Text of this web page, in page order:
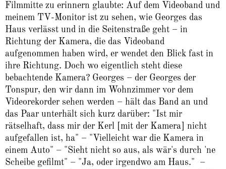
Filmmitte zu erinnern glaubte: Auf dem Videoband und
meinem TV-Monitor ist zu sehen, wie Georges das
Haus verlässt und in die Seitenstraße geht – in
Richtung der Kamera, die das Videoband
aufgenommen haben wird, er wendet den Blick fast in
ihre Richtung. Doch wo eigentlich steht diese
bebachtende Kamera? Georges – der Georges der
Tonspur, den wir dann im Wohnzimmer vor dem
Videorekorder sehen werden – hält das Band an und
das Paar unterhält sich kurz darüber: "Ist mir
rätselhaft, dass mir der Kerl [mit der Kamera] nicht
aufgefallen ist, ha" – "Vielleicht war die Kamera in
einem Auto" – "Sieht nicht so aus, als wär's durch 'ne
Scheibe gefilmt" – "Ja, oder irgendwo am Haus." –